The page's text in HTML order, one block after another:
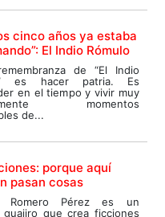
cinco años ya estaba
El Indio Rómulo
de “El Indio
es hacer patria. Es
en el tiempo y vivir muy
momentos
de...
porque aquí
pasan cosas
Romero Pérez es un
guajiro que crea ficciones